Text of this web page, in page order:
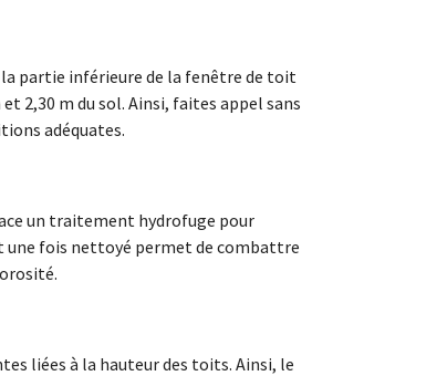
la partie inférieure de la fenêtre de toit
2,30 m du sol. Ainsi, faites appel sans
adéquates.
un traitement hydrofuge pour
une fois nettoyé permet de combattre
liées à la hauteur des toits. Ainsi, le